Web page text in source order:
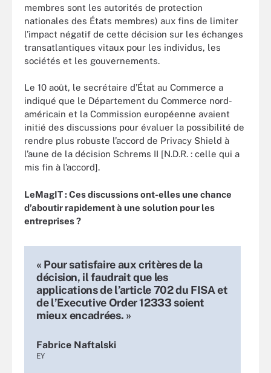
membres sont les autorités de protection
nationales des États membres) aux fins de limiter
l’impact négatif de cette décision sur les échanges
transatlantiques vitaux pour les individus, les
sociétés et les gouvernements.
Le 10 août, le secrétaire d’État au Commerce a
indiqué que le Département du Commerce nord-
américain et la Commission européenne avaient
initié des discussions pour évaluer la possibilité de
rendre plus robuste l’accord de Privacy Shield à
l’aune de la décision Schrems II [N.D.R. : celle qui a
mis fin à l’accord].
LeMagIT : Ces discussions ont-elles une chance
d’aboutir rapidement à une solution pour les
entreprises ?
« Pour satisfaire aux critères de la
décision, il faudrait que les
applications de l’article 702 du FISA et
de l’Executive Order 12333 soient
mieux encadrées. »
Fabrice Naftalski
EY